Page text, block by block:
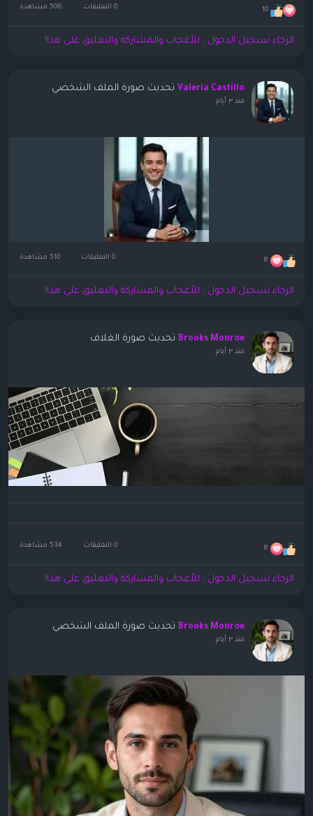
10 0 التعليقات
الرجاء تسجيل الدخول , للأعجاب والمشاركة والتعليق على هذا!
Valeria Castillo تحديث صورة الملف الشخصي
منذ ٣ أيام
8 0 التعليقات
الرجاء تسجيل الدخول , للأعجاب والمشاركة والتعليق على هذا!
Brooks Monroe تحديث صورة الغلاف
منذ ٣ أيام
8 0 التعليقات
الرجاء تسجيل الدخول , للأعجاب والمشاركة والتعليق على هذا!
Brooks Monroe تحديث صورة الملف الشخصي
منذ ٣ أيام